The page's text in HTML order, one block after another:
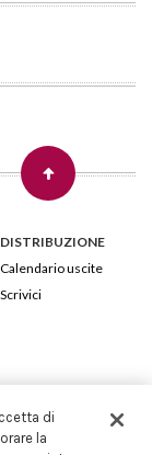
DISTRIBUZIONE
Calendario uscite
Scrivici
84 - 20135 Milano
di
la